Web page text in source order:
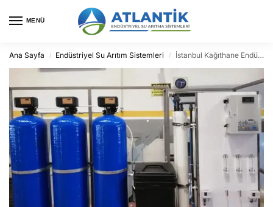
MENÜ
Ana Sayfa / Endüstriyel Su Arıtım Sistemleri / İstanbul Kağıthane Endüstriyel Su Arıtma